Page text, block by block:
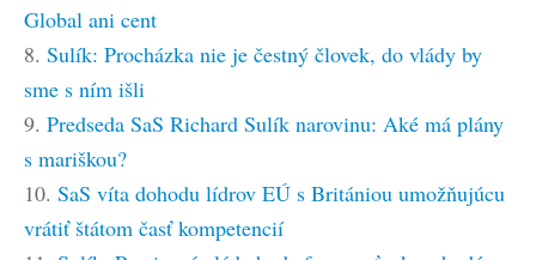
Global ani cent
8. Sulík: Procházka nie je čestný človek, do vlády by
sme s ním išli
9. Predseda SaS Richard Sulík narovinu: Aké má plány
s mariškou?
10. SaS víta dohodu lídrov EÚ s Britániou umožňujúcu
vrátiť štátom časť kompetencií